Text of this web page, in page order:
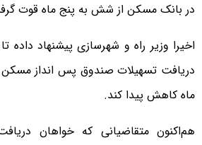
در بانک مسکن از شش به پنج ماه قوت
اخیرا وزیر راه و شهرسازی پیشنهاد داده
دریافت تسهیلات صندوق پس انداز
ماه کاهش پیدا کند.